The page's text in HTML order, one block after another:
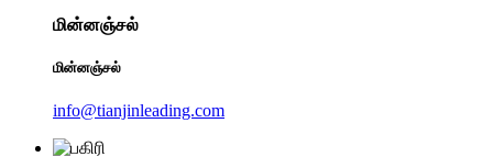
மின்னஞ்சல்
மின்னஞ்சல்
info@tianjinleading.com